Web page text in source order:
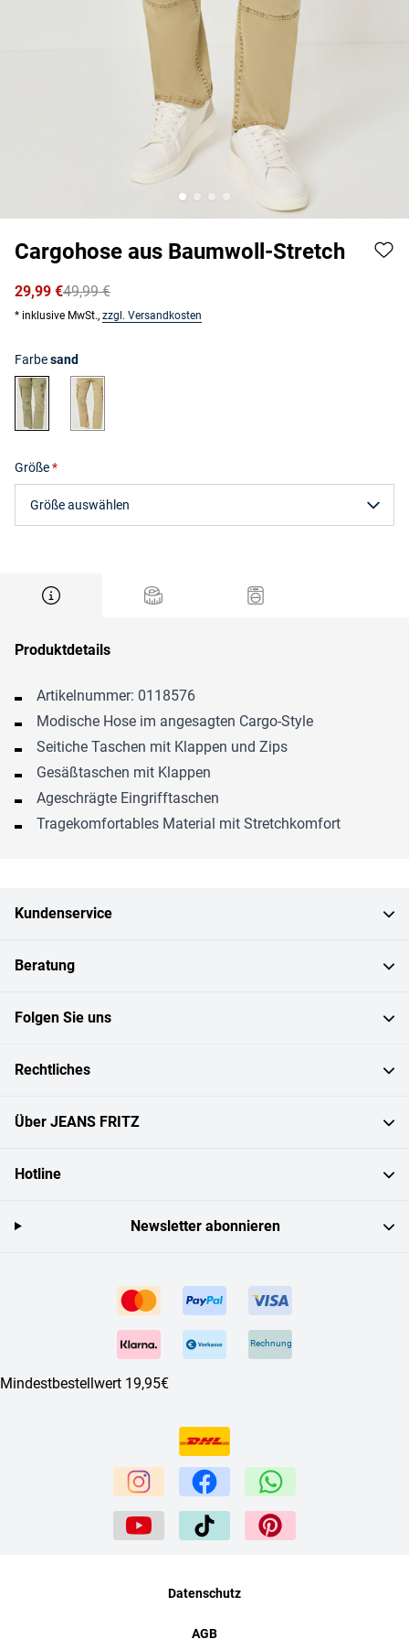
Cargohose aus Baumwoll-Stretch
49,99 €
29,99 €
* inklusive MwSt., zzgl. Versandkosten
Farbesand
grün
sand
Größe
Größe auswählen
Produktdetails
Artikelnummer: 0118576
Modische Hose im angesagten Cargo-Style
Seitiche Taschen mit Klappen und Zips
Gesäßtaschen mit Klappen
Ageschrägte Eingrifftaschen
Tragekomfortables Material mit Stretchkomfort
Kundenservice
Beratung
Folgen Sie uns
Rechtliches
Über JEANS FRITZ
Hotline
Rechnung
Mindestbestellwert 19,95€
Newsletter abonnieren
Datenschutz
AGB